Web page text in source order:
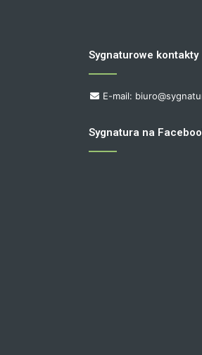
Sygnaturowe kontakty
E-mail:
Sygnatura na